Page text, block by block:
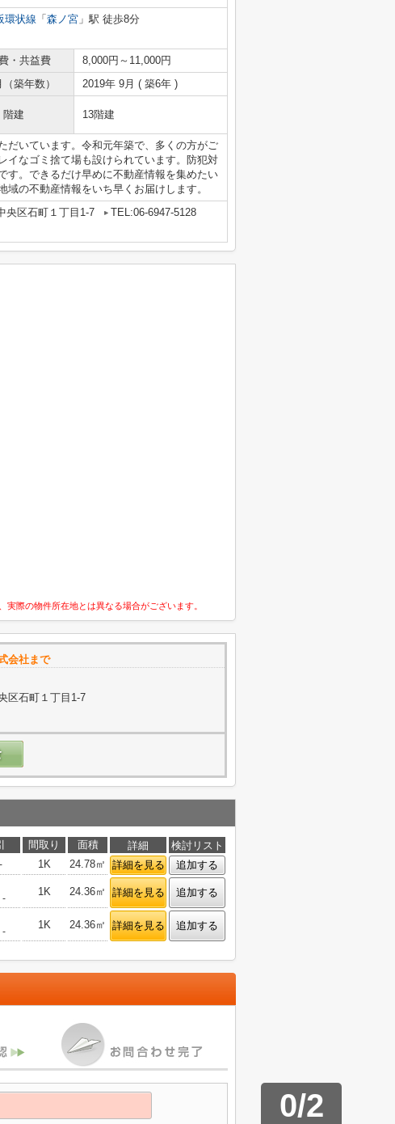
環状線 「 森ノ宮 」駅 徒歩8分
・共益費
8,000円～11,000円
築年数） 2019年 9月 ( 築6年 )
階建 13階建
だいています。令和元年築で、多くの方がご
イなゴミ捨て場も設けられています。防犯対
す。できるだけ早めに不動産情報を集めたい
の不動産情報をいち早くお届けします。
央区石町１丁目1-7
TEL:06-6947-5128
際の物件所在地とは異なる場合がございます。
会社まで
区石町１丁目1-7
間取り 面積 詳細
検討リスト
- 1K 24.78㎡ 詳細を見る 追加する
-
1K 24.36㎡ 詳細を見る 追加する
-
1K 24.36㎡ 詳細を見る 追加する
0/2